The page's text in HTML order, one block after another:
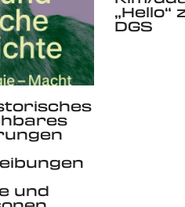
und
„Hello“
DGS